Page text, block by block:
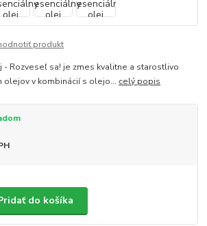
produkt
Rozveseľ sa! je zmes kvalitne a starostlivo
olejov v kombinácií s olejo... celý popis
do košíka